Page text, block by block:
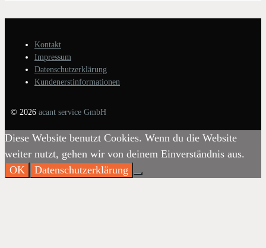
Kontakt
Impressum
Datenschutzerklärung
Kundenerstinformationen
© 2026 acant service GmbH
Diese Website benutzt Cookies. Wenn du die Website
weiter nutzt, gehen wir von deinem Einverständnis aus.
OK
Datenschutzerklärung